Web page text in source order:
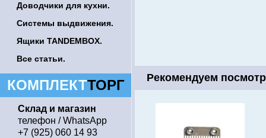
Доводчики для кухни.
Системы выдвижения.
Ящики TANDEMBOX.
Все статьи.
КОМПЛЕКТТОРГ
Склад и магазин
телефон / WhatsApp
+7 (925) 060 14 93
Рекомендуем